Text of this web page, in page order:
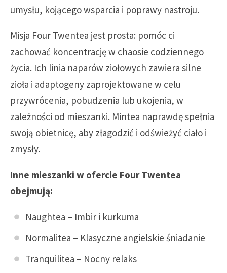
umysłu, kojącego wsparcia i poprawy nastroju.
Misja Four Twentea jest prosta: pomóc ci
zachować koncentrację w chaosie codziennego
życia. Ich linia naparów ziołowych zawiera silne
zioła i adaptogeny zaprojektowane w celu
przywrócenia, pobudzenia lub ukojenia, w
zależności od mieszanki. Mintea naprawdę spełnia
swoją obietnicę, aby złagodzić i odświeżyć ciało i
zmysły.
Inne mieszanki w ofercie Four Twentea
obejmują:
Naughtea – Imbir i kurkuma
Normalitea – Klasyczne angielskie śniadanie
Tranquilitea – Nocny relaks